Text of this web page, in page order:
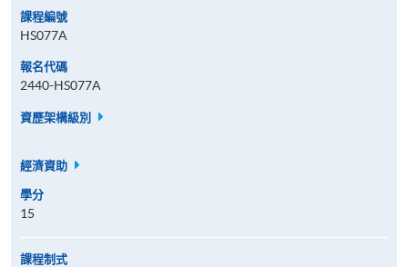
課程編號
HS077A
報名代碼
2440-HS077A
資歷架構級別
經濟資助
學分
15
課程制式